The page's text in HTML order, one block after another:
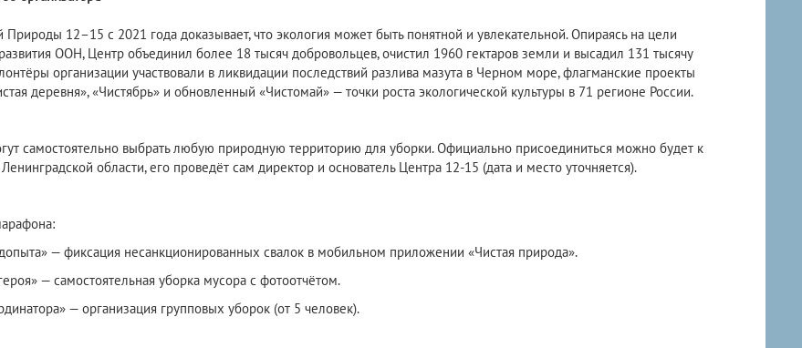
Природы 12–15 с 2021 года доказывает, что экология может быть понятной и увлекательной. Опираясь на цели
ООН, Центр объединил более 18 тысяч добровольцев, очистил 1960 гектаров земли и высадил 131 тысячу
организации участвовали в ликвидации последствий разлива мазута в Черном море, флагманские проекты
деревня», «Чистябрь» и обновленный «Чистомай» — точки роста экологической культуры в 71 регионе России.
самостоятельно выбрать любую природную территорию для уборки. Официально присоединиться можно будет к
области, его проведёт сам директор и основатель Центра 12-15 (дата и место уточняется).
— фиксация несанкционированных свалок в мобильном приложении «Чистая природа».
— самостоятельная уборка мусора с фотоотчётом.
— организация групповых уборок (от 5 человек).